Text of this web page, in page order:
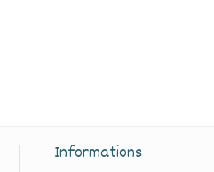
Informations